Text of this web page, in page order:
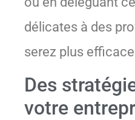
délicates à des
serez plus
Des
votre